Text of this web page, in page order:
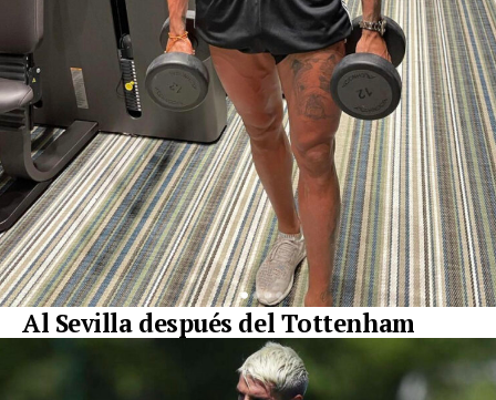
Al Sevilla después del Tottenham